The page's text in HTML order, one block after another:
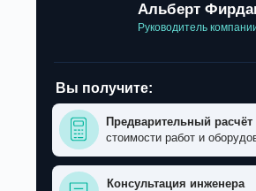
Альберт
Руководитель
Вы получите:
Консультация инженера
Предварительный расчёт
стоимости работ и